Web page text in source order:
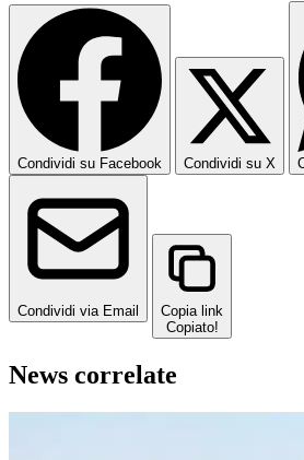
Condividi su Facebook Condividi su X
Condividi via Email
Copia link
Copiato!
News correlate